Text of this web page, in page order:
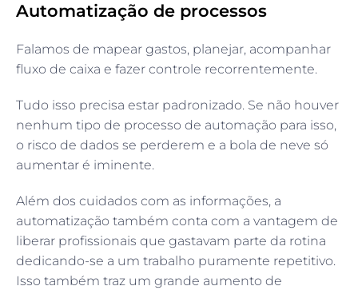
Automatização de processos
Falamos de mapear gastos, planejar, acompanhar
fluxo de caixa e fazer controle recorrentemente.
Tudo isso precisa estar padronizado. Se não houver
nenhum tipo de processo de automação para isso,
o risco de dados se perderem e a bola de neve só
aumentar é iminente.
Além dos cuidados com as informações, a
automatização também conta com a vantagem de
liberar profissionais que gastavam parte da rotina
dedicando-se a um trabalho puramente repetitivo.
Isso também traz um grande aumento de